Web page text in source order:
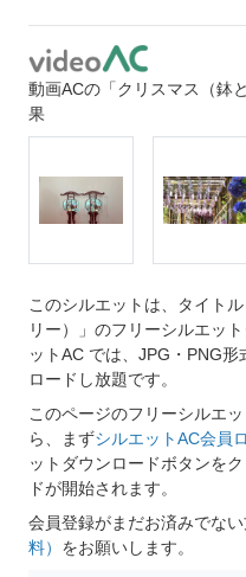
動画ACの「クリスマス（鉢
果
このシルエットは、タイト
リー）」のフリーシルエッ
ットAC では、JPG・PNG
ロードし放題です。
このページのフリーシルエ
ら、まずシルエットAC会員
ットダウンロードボタンを
ドが開始されます。
会員登録がまだお済みでない
料） をお願いします。